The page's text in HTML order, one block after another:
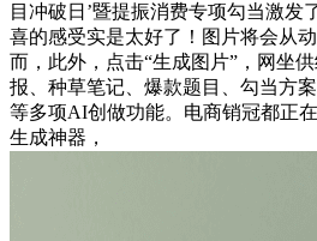
目冲破日’暨提振消费专项勾当激发
喜的感受实是太好了！图片将会从
而，此外，点击“生成图片”，网坐
报、种草笔记、爆款题目、勾当方
等多项AI创做功能。电商销冠都正
生成神器，